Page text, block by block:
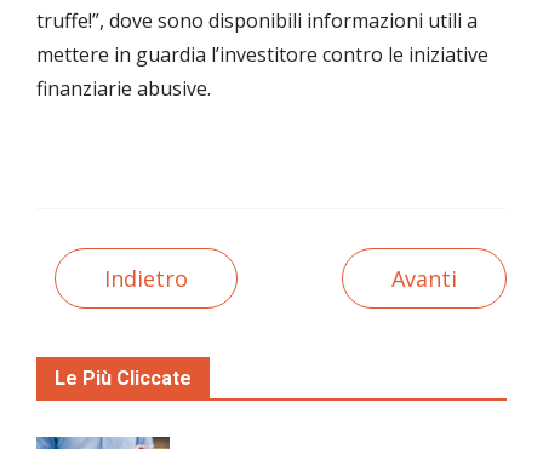
truffe!”, dove sono disponibili informazioni utili a
mettere in guardia l’investitore contro le iniziative
finanziarie abusive.
Indietro Avanti
Le Più Cliccate